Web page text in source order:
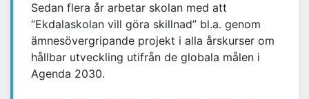
Sedan flera år arbetar skolan med att
“Ekdalaskolan vill göra skillnad” bl.a. genom
ämnesövergripande projekt i alla årskurser om
hållbar utveckling utifrån de globala målen i
Agenda 2030.